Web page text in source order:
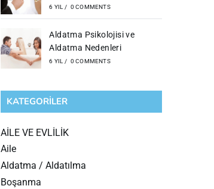
6 YIL / 0 COMMENTS
Aldatma Psikolojisi ve
Aldatma Nedenleri
6 YIL / 0 COMMENTS
KATEGORILER
AİLE VE EVLİLİK
Aile
Aldatma / Aldatılma
Boşanma